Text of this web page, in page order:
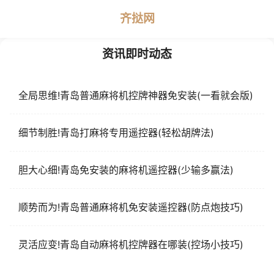
齐挞网
资讯即时动态
全局思维!青岛普通麻将机控牌神器免安装(一看就会版)
细节制胜!青岛打麻将专用遥控器(轻松胡牌法)
胆大心细!青岛免安装的麻将机遥控器(少输多赢法)
顺势而为!青岛普通麻将机免安装遥控器(防点炮技巧)
灵活应变!青岛自动麻将机控牌器在哪装(控场小技巧)